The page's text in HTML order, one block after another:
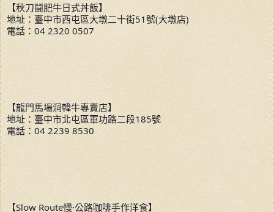
【秋刀鬪肥牛日式丼飯】
地址：臺中市西屯區大墩二十街51號(大墩店)
電話：04 2320 0507
【龍門馬場洞韓牛專賣店】
地址：臺中市北屯區軍功路二段185號
電話：04 2239 8530
【Slow Route慢·公路咖啡手作洋食】